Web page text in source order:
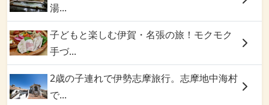
湯...
子どもと楽しむ伊賀・名張の旅！モクモク
手づ...
2歳の子連れで伊勢志摩旅行。志摩地中海村
で...